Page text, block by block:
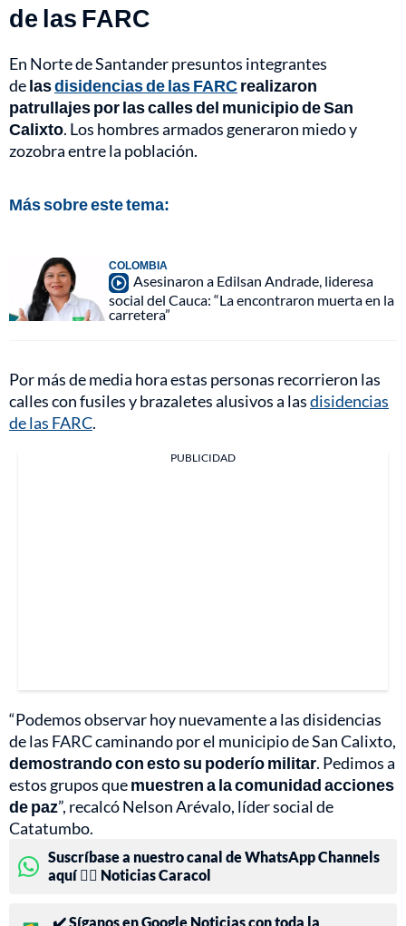
de las FARC
En Norte de Santander presuntos integrantes
delasdisidencias de las FARCrealizaron
patrullajes por las calles del municipio de San
Calixto. Los hombres armados generaron miedo y
zozobra entre la población.
Más sobre este tema:
COLOMBIA
Asesinaron a Edilsan Andrade, lideresa
social del Cauca: “La encontraron muerta en la
carretera”
Por más de media hora estas personas recorrieron las
calles con fusiles y brazaletes alusivos a lasdisidencias
de las FARC.
PUBLICIDAD
“Podemos observar hoy nuevamente a las disidencias
de las FARC caminando por el municipio de San Calixto,
demostrando con esto su poderío militar. Pedimos a
estos grupos quemuestren a la comunidad acciones
de paz”, recalcó Nelson Arévalo, líder social de
Catatumbo.
Suscríbase a nuestro canal de WhatsApp Channels
aquí 👉🏻 Noticias Caracol
✔️ Síganos en Google Noticias con toda la